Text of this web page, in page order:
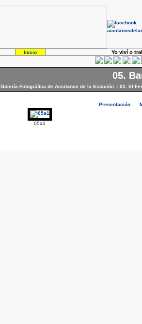
Inicio Yo viví o
05.
Galería Fotográfica de Accitanos de la Estación :: 05. El
Presentación
05a1